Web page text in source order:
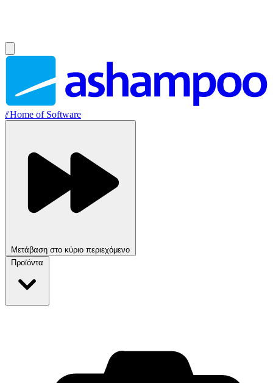
//Home of Software
Μετάβαση στο κύριο περιεχόμενο
Προϊόντα